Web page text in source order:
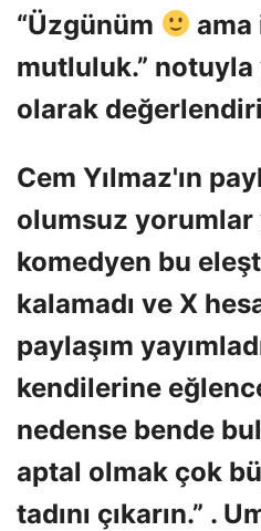
“Üzgünüm
ama
mutluluk.” notuyla
olarak
Cem Yılmaz'ın
olumsuz yorumlar
komedyen bu
kalamadı ve X
paylaşım
kendilerine
nedense bende
aptal olmak çok
tadını çıkarın.” .